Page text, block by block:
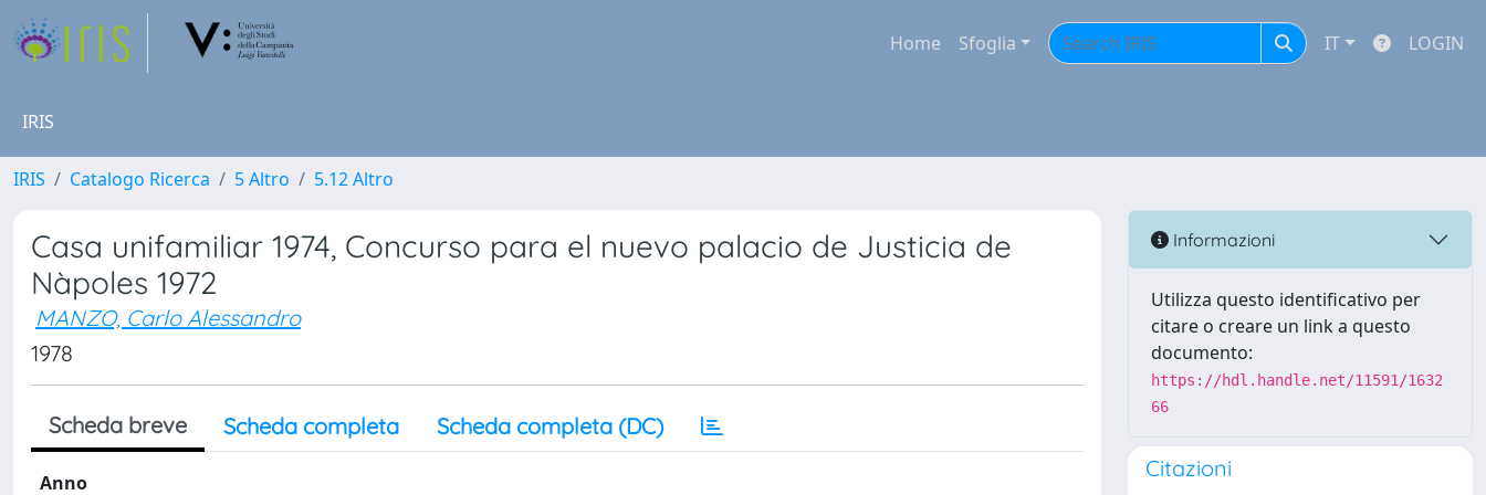
Home Sfoglia IT LOGIN
IRIS
IRIS Catalogo Ricerca 5 Altro 5.12 Altro
Casa unifamiliar 1974, Concurso para el nuevo palacio de Justicia de
Nàpoles 1972
MANZO, Carlo Alessandro
1978
Scheda breve Scheda completa Scheda completa (DC)
Anno
Informazioni
Utilizza questo identificativo per
citare o creare un link a questo
documento:
https://hdl.handle.net/11591/1632
66
Citazioni